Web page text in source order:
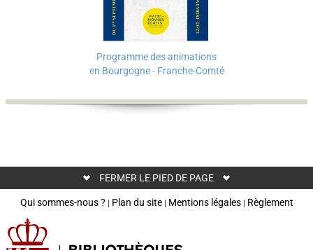
Programme des animations
en Bourgogne - Franche-Comté
FERMER LE PIED DE PAGE
Qui sommes-nous ? | Plan du site| Mentions légales| Règlement